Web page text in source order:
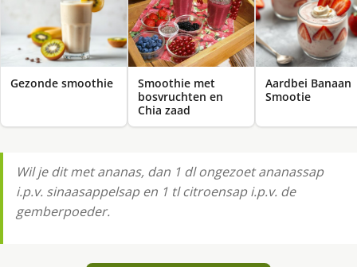
Gezonde smoothie
Smoothie met
bosvruchten en
Chia zaad
Aardbei Banaan
Smootie
Wil je dit met ananas, dan 1 dl ongezoet ananassap
i.p.v. sinaasappelsap en 1 tl citroensap i.p.v. de
gemberpoeder.